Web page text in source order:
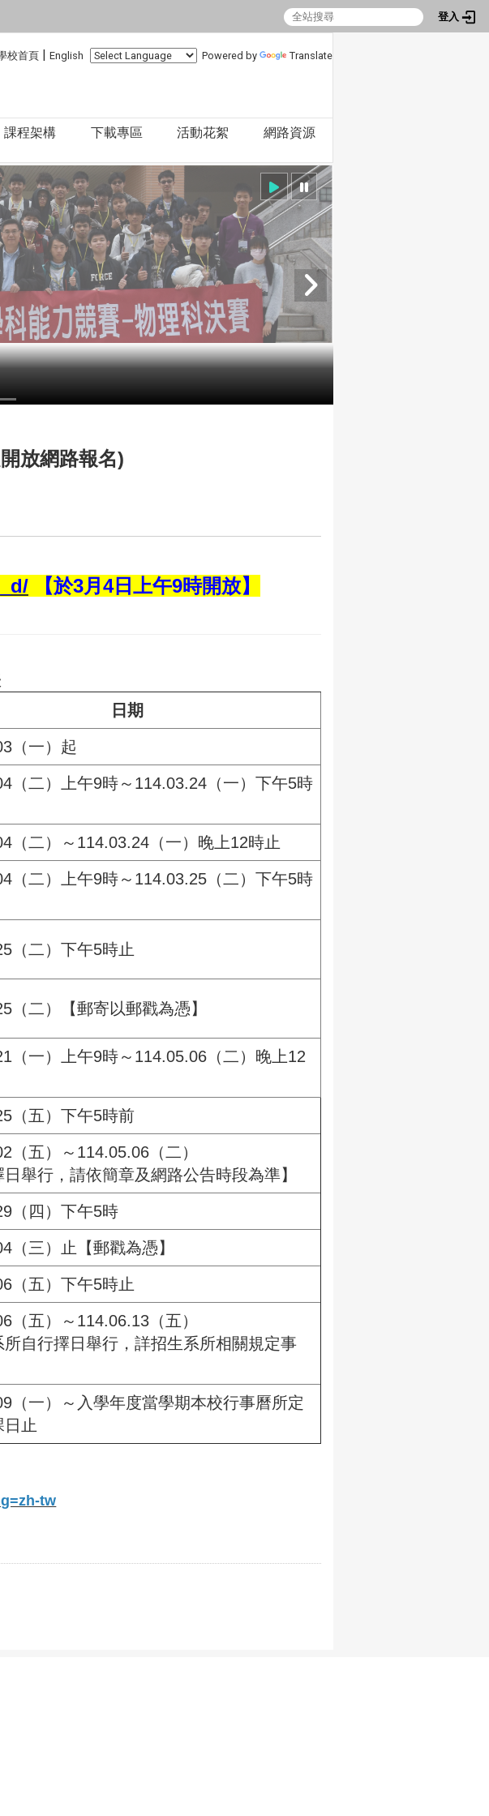
登入
校首頁 | English Powered by Translate
課程架構 下載專區 活動花絮 網路資源
放網路報名)
【於3月4日上午9時開放】
日期
（一）起
（二）上午9時～114.03.24（一）下午5時
（二）～114.03.24（一）晚上12時止
（二）上午9時～114.03.25（二）下午5時
（二）下午5時止
（二）【郵寄以郵戳為憑】
（一）上午9時～114.05.06（二）晚上12
（五）下午5時前
（五）～114.05.06（二）
日舉行，請依簡章及網路公告時段為準】
（四）下午5時
（三）止【郵戳為憑】
（五）下午5時止
（五）～114.06.13（五）
所自行擇日舉行，詳招生系所相關規定事
（一）～入學年度當學期本校行事曆所定
日止
tw